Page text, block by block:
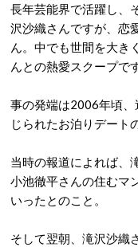
長年芸能界で活躍し、
沢沙織さんですが、恋
ん。中でも世間を大き
んとの熱愛スクープで
事の発端は2006年頃
じられたお泊りデート
当時の報道によれば、
小池徹平さんの住むマ
いったとのこと 。
そして翌朝、滝沢沙織